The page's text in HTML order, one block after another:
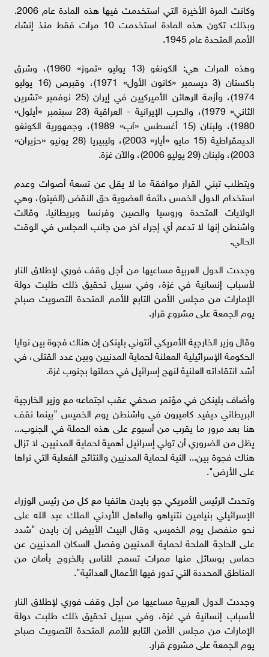
وكانت المرة الأخيرة التي استخدمت فيها هذه المادة عام 2006.
وبذلك تكون هذه المادة استخدمت 10 مرات فقط منذ إنشاء
الأمم المتحدة عام 1945.
وهذه المرات هي: الكونغو (13 يوليو «تموز» 1960)، وشرق
باكستان (3 ديسمبر «كانون الأول» 1971)، وقبرص (16 يوليو
1974)، وأزمة الرهائن الأميركيين في إيران (25 نوفمبر «تشرين
الثاني» 1979)، والحرب الإيرانية - العراقية (23 سبتمبر «أيلول»
1980)، ولبنان (15 أغسطس «آب» 1989)، وجمهورية الكونغو
الديمقراطية (15 مايو «أيار» 2003)، وليبيريا (28 يونيو «حزيران»
2003)، ولبنان (29 يوليو 2006)، والآن غزة.
ويتطلب تبني القرار موافقة ما لا يقل عن تسعة أصوات وعدم
استخدام الدول الخمس دائمة العضوية حق النقض (الفيتو)، وهي
الولايات المتحدة وروسيا والصين وفرنسا وبريطانيا. وقالت
واشنطن إنها لا تدعم أي إجراء آخر من جانب المجلس في الوقت
الحالي.
وجددت الدول العربية مساعيها من أجل وقف فوري لإطلاق النار
لأسباب إنسانية في غزة، وفي سبيل تحقيق ذلك طلبت دولة
الإمارات من مجلس الأمن التابع للأمم المتحدة التصويت صباح
يوم الجمعة على مشروع قرار.
وقال وزير الخارجية الأمريكي أنتوني بلينكن إن هناك فجوة بين نوايا
الحكومة الإسرائيلية المعلنة لحماية المدنيين وبين عدد القتلى، في
أشد انتقاداته العلنية لنهج إسرائيل في حملتها بجنوب غزة.
وأضاف بلينكن في مؤتمر صحفي عقب اجتماعه مع وزير الخارجية
البريطاني ديفيد كاميرون في واشنطن يوم الخميس "بينما نقف
هنا بعد مرور ما يقرب من أسبوع على هذه الحملة في الجنوب...
يظل من الضروري أن تولي إسرائيل أهمية لحماية المدنيين. لا تزال
هناك فجوة بين... النية لحماية المدنيين والنتائج الفعلية التي نراها
على الأرض".
وتحدث الرئيس الأمريكي جو بايدن هاتفيا مع كل من رئيس الوزراء
الإسرائيلي بنيامين نتنياهو والعاهل الأردني الملك عبد الله على
نحو منفصل يوم الخميس. وقال البيت الأبيض إن بايدن "شدد
على الحاجة الملحة لحماية المدنيين وفصل السكان المدنيين عن
حماس بوسائل منها ممرات تسمح للناس بالخروج بأمان من
المناطق المحددة التي تدور فيها الأعمال العدائية".
وجددت الدول العربية مساعيها من أجل وقف فوري لإطلاق النار
لأسباب إنسانية في غزة، وفي سبيل تحقيق ذلك طلبت دولة
الإمارات من مجلس الأمن التابع للأمم المتحدة التصويت صباح
يوم الجمعة على مشروع قرار.